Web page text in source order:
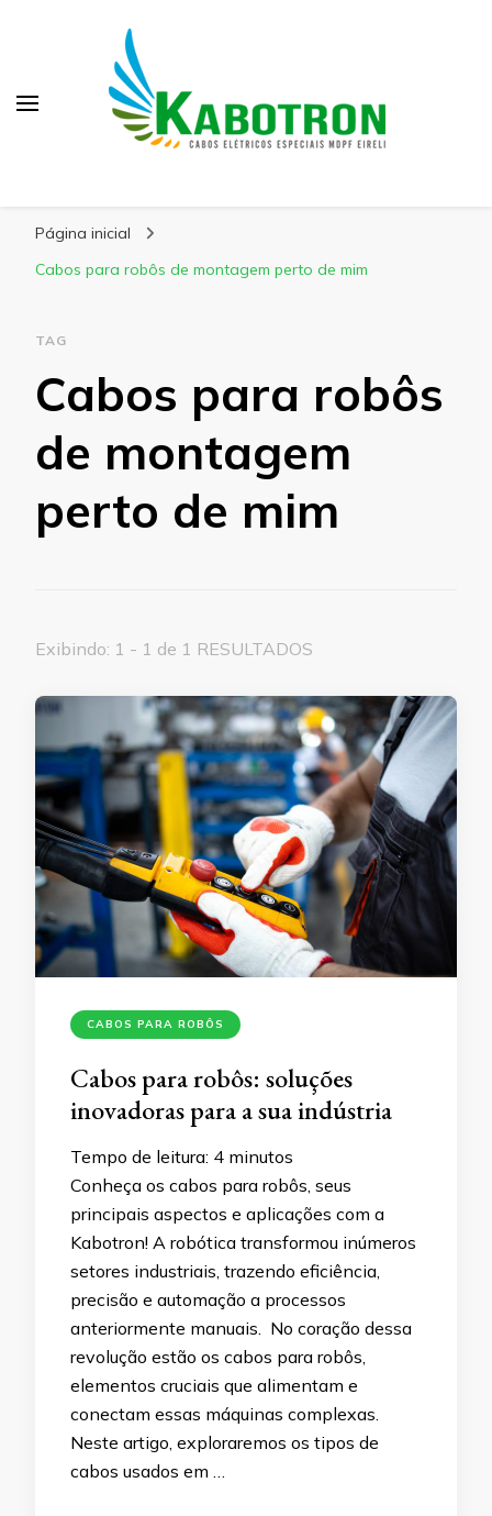
Página inicial
Cabos para robôs de montagem perto de mim
TAG
Cabos para robôs
de montagem
perto de mim
Exibindo: 1 - 1 de 1 RESULTADOS
CABOS PARA ROBÔS
Cabos para robôs: soluções
inovadoras para a sua indústria
Tempo de leitura: 4 minutos
Conheça os cabos para robôs, seus
principais aspectos e aplicações com a
Kabotron! A robótica transformou inúmeros
setores industriais, trazendo eficiência,
precisão e automação a processos
anteriormente manuais. No coração dessa
revolução estão os cabos para robôs,
elementos cruciais que alimentam e
conectam essas máquinas complexas.
Neste artigo, exploraremos os tipos de
cabos usados em …